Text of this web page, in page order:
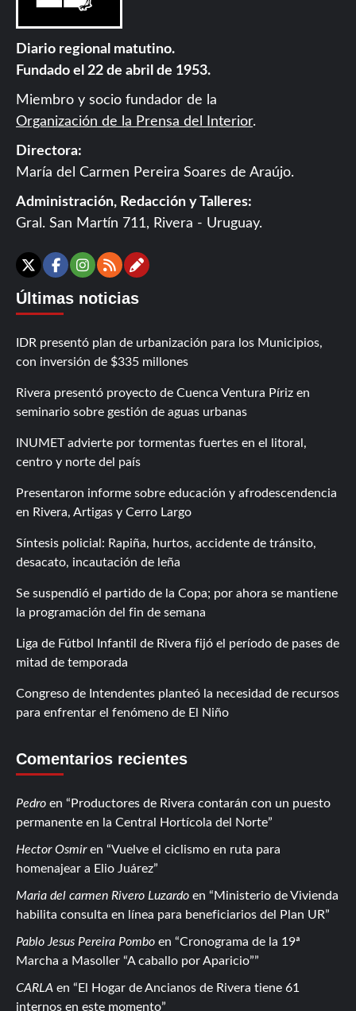
Diario regional matutino.
Fundado el 22 de abril de 1953.
Miembro y socio fundador de la
Organización de la Prensa del Interior.
Directora:
María del Carmen Pereira Soares de Araújo.
Administración, Redacción y Talleres:
Gral. San Martín 711, Rivera - Uruguay.
X Facebook
Instagram
RSSContáctanos
Últimas noticias
IDR presentó plan de urbanización para los Municipios,
con inversión de $335 millones
Rivera presentó proyecto de Cuenca Ventura Píriz en
seminario sobre gestión de aguas urbanas
INUMET advierte por tormentas fuertes en el litoral,
centro y norte del país
Presentaron informe sobre educación y afrodescendencia
en Rivera, Artigas y Cerro Largo
Síntesis policial: Rapiña, hurtos, accidente de tránsito,
desacato, incautación de leña
Se suspendió el partido de la Copa; por ahora se mantiene
la programación del fin de semana
Liga de Fútbol Infantil de Rivera fijó el período de pases de
mitad de temporada
Congreso de Intendentes planteó la necesidad de recursos
para enfrentar el fenómeno de El Niño
Comentarios recientes
Pedro en
Productores de Rivera contarán con un puesto
permanente en la Central Hortícola del Norte
Hector Osmiren
Vuelve el ciclismo en ruta para
homenajear a Elio Juárez
Maria del carmen Rivero Luzardo en
Ministerio de Vivienda
habilita consulta en línea para beneficiarios del Plan UR
Pablo Jesus Pereira Pombo en
Cronograma de la 19ª
Marcha a Masoller “A caballo por Aparicio”
CARLA en
El Hogar de Ancianos de Rivera tiene 61
internos en este momento